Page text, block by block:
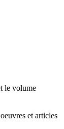
le volume
et articles